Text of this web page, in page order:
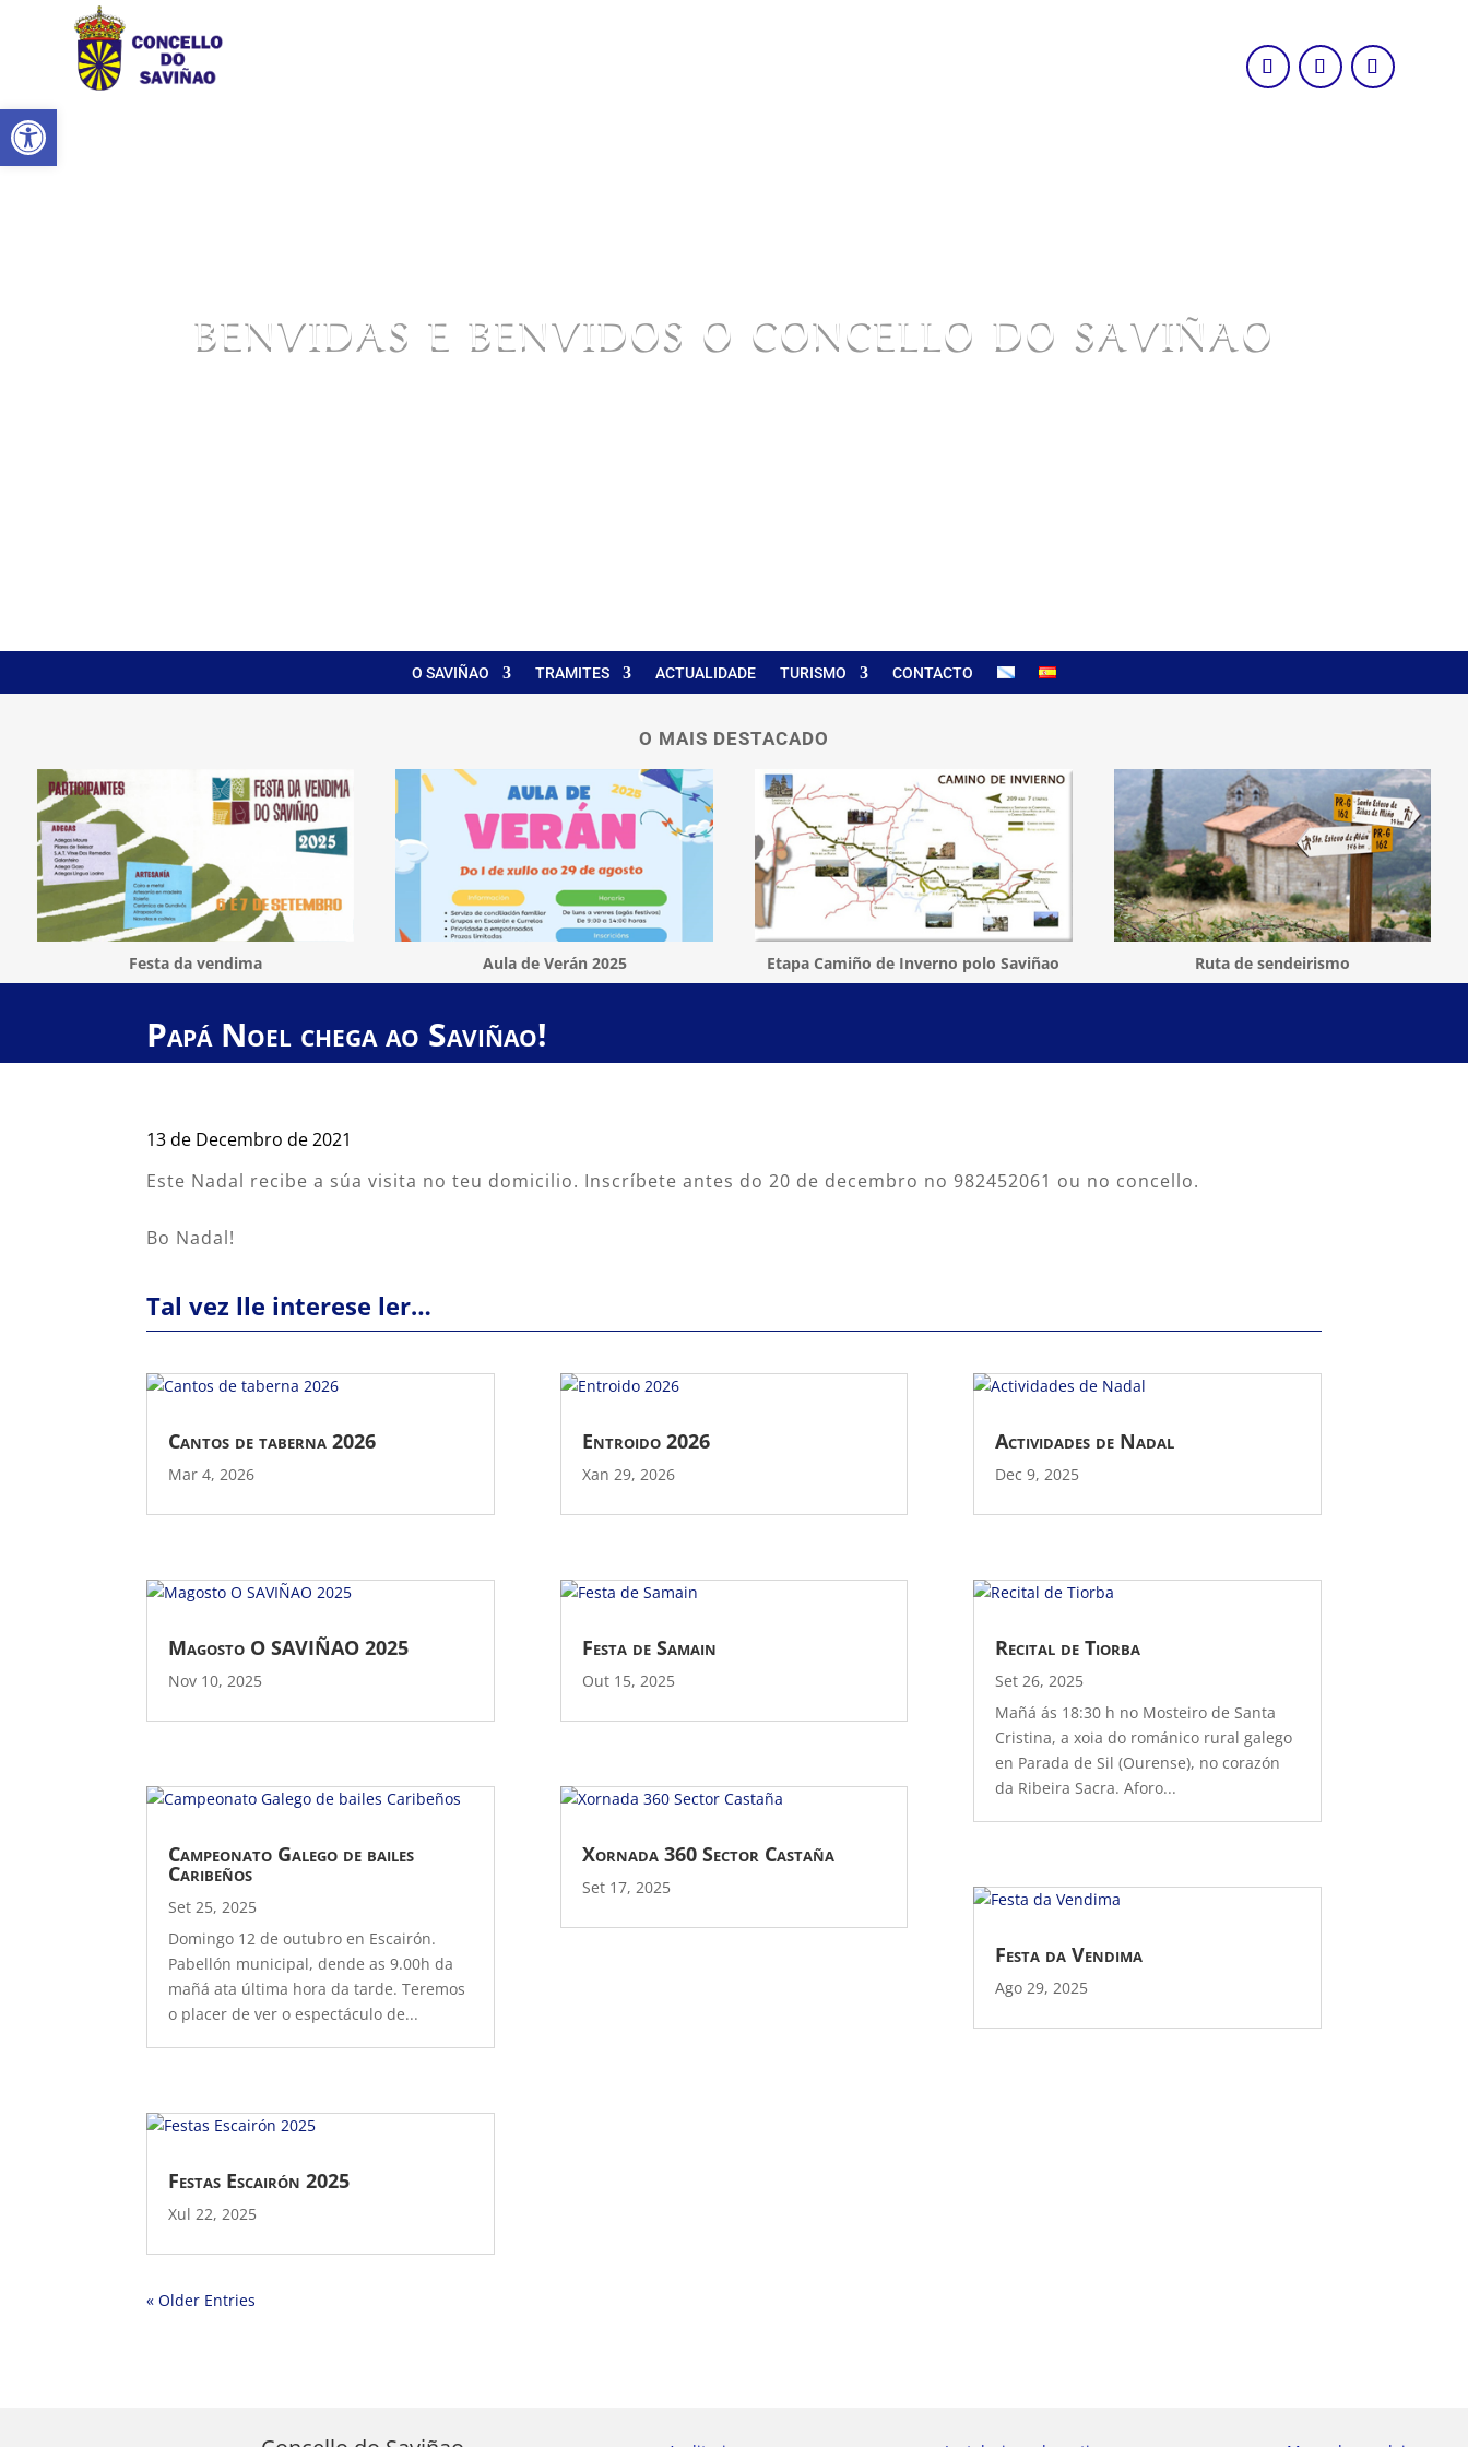
Abrir barra de ferramentas
BENVIDAS E BENVIDOS O CONCELLO DO SAVIÑAO
O SAVIÑAO TRAMITES ACTUALIDADE TURISMO CONTACTO
O MAIS DESTACADO
Festa da vendima Aula de Verán 2025 Etapa Camiño de Inverno polo Saviñao Ruta de sendeirismo
Papá Noel chega ao Saviñao!
13 de Decembro de 2021
Este Nadal recibe a súa visita no teu domicilio. Inscríbete antes do 20 de decembro no 982452061 ou no concello.
Bo Nadal!
Tal vez lle interese ler…
Cantos de taberna 2026
Mar 4, 2026
Magosto O SAVIÑAO 2025
Nov 10, 2025
Campeonato Galego de bailes
Caribeños
Set 25, 2025
Domingo 12 de outubro en Escairón.
Pabellón municipal, dende as 9.00h da
mañá ata última hora da tarde. Teremos
o placer de ver o espectáculo de...
Festas Escairón 2025
Xul 22, 2025
Entroido 2026
Xan 29, 2026
Festa de Samain
Out 15, 2025
Xornada 360 Sector Castaña
Set 17, 2025
Actividades de Nadal
Dec 9, 2025
Recital de Tiorba
Set 26, 2025
Mañá ás 18:30 h no Mosteiro de Santa
Cristina, a xoia do románico rural galego
en Parada de Sil (Ourense), no corazón
da Ribeira Sacra. Aforo...
Festa da Vendima
Ago 29, 2025
« Older Entries